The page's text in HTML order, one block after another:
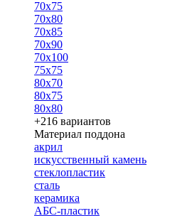
70х75
70х80
70х85
70х90
70х100
75х75
80х70
80х75
80х80
+216 вариантов
Материал поддона
акрил
искусственный камень
стеклопластик
сталь
керамика
АБС-пластик